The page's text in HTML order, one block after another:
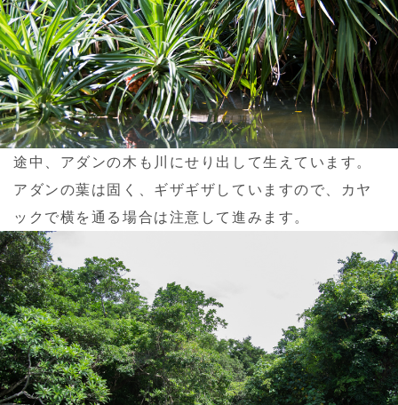
途中、アダンの木も川にせり出して生えています。
アダンの葉は固く、ギザギザしていますので、カヤ
ックで横を通る場合は注意して進みます。